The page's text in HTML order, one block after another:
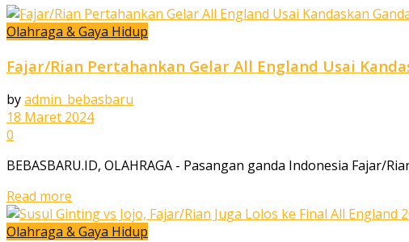
Olahraga & Gaya Hidup
Fajar/Rian Pertahankan Gelar All England Usai
byadmin_bebasbaru
18 Maret 2024
0
BEBASBARU.ID, OLAHRAGA - Pasangan ganda Indonesia
Read more
Olahraga & Gaya Hidup